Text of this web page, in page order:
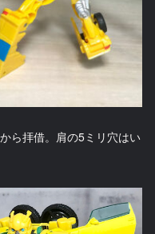
ら拝借。肩の5ミリ穴はい